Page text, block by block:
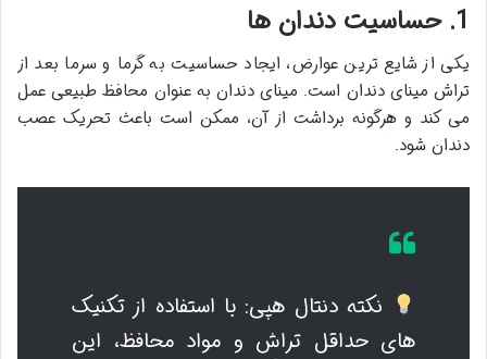
1. حساسیت دندان ها
یکی از شایع ترین عوارض، ایجاد حساسیت به گرما و سرما بعد از
تراش مینای دندان است. مینای دندان به عنوان محافظ طبیعی عمل
می کند و هرگونه برداشت از آن، ممکن است باعث تحریک عصب
دندان شود.
نکته دنتال هپی: با استفاده از تکنیک
های حداقل تراش و مواد محافظ، این